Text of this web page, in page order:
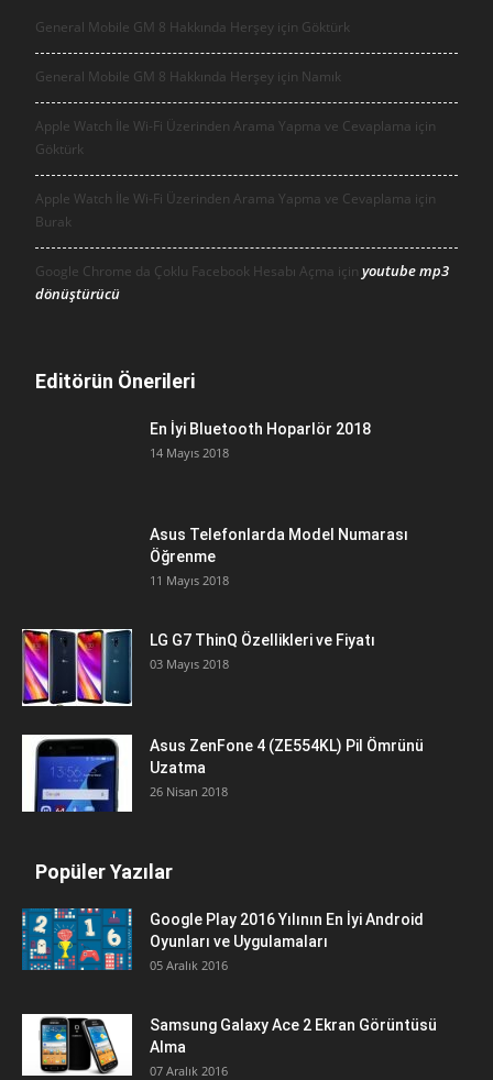
General Mobile GM 8 Hakkında Herşey için Göktürk
General Mobile GM 8 Hakkında Herşey için Namık
Apple Watch İle Wi-Fi Üzerinden Arama Yapma ve Cevaplama için
Göktürk
Apple Watch İle Wi-Fi Üzerinden Arama Yapma ve Cevaplama için
Burak
Google Chrome da Çoklu Facebook Hesabı Açma için youtube mp3
dönüştürücü
Editörün Önerileri
En İyi Bluetooth Hoparlör 2018
14 Mayıs 2018
Asus Telefonlarda Model Numarası
Öğrenme
11 Mayıs 2018
LG G7 ThinQ Özellikleri ve Fiyatı
03 Mayıs 2018
Asus ZenFone 4 (ZE554KL) Pil Ömrünü
Uzatma
26 Nisan 2018
Popüler Yazılar
Google Play 2016 Yılının En İyi Android
Oyunları ve Uygulamaları
05 Aralık 2016
Samsung Galaxy Ace 2 Ekran Görüntüsü
Alma
07 Aralık 2016